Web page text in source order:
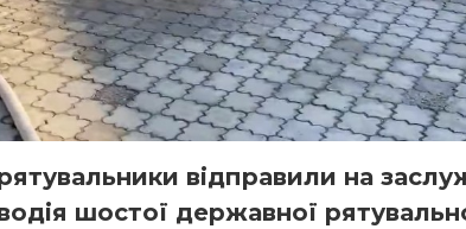
рятувальники відправили на
шостої державної